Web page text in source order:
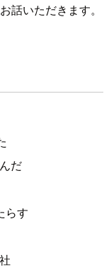
話いただきます。
だ
らす